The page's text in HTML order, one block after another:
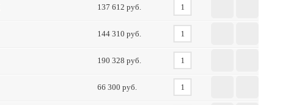
137 612
144 310
190 328
66 300